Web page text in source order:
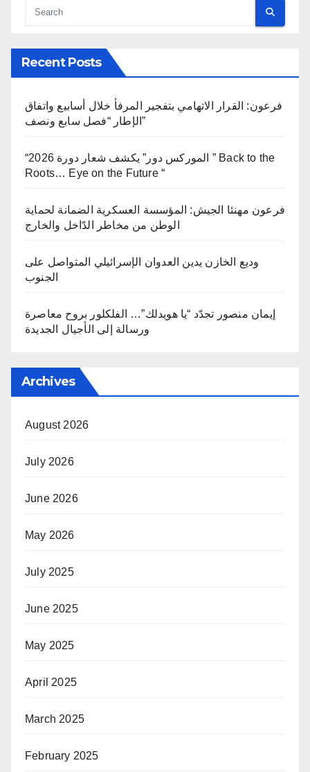
Recent Posts
فرعون: القرار الاتهامي بتفجير المرفأ خلال أسابيع واتفاق
الإطار “فصل سابع ونصف”
“الموركس دور” يكشف شعار دورة 2026 ” Back to the
Roots… Eye on the Future “
فرعون مهنئا الجيش: المؤسسة العسكرية الضمانة لحماية
الوطن من مخاطر الدّاخل والخارج
وديع الخازن يدين العدوان الإسرائيلي المتواصل على
الجنوب
إيمان منصور تجدّد “يا هويدلك”… الفلكلور بروح معاصرة
ورسالة إلى الأجيال الجديدة
Archives
August 2026
July 2026
June 2026
May 2026
July 2025
June 2025
May 2025
April 2025
March 2025
February 2025